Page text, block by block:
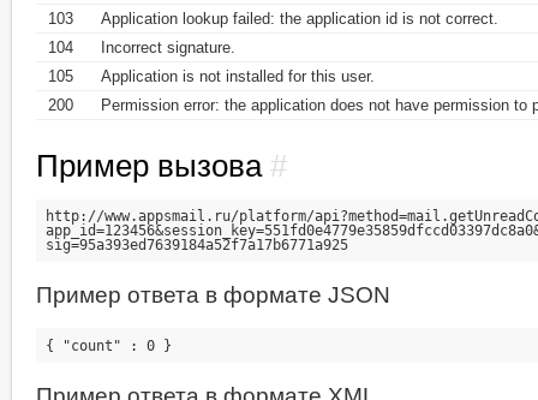
103
Application lookup failed: the application id is not correct.
104
Incorrect signature.
105
Application is not installed for this user.
200
Permission error: the application does not have permission to
Пример вызова #
http://www.appsmail.ru/platform/
sig=95a393ed7639184a52f7a17b6771a925
Пример ответа в формате JSON